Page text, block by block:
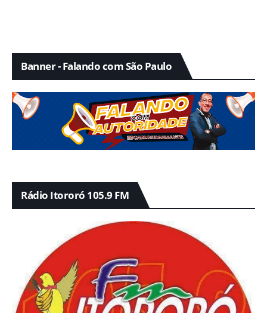
Banner - Falando com São Paulo
Rádio Itororó 105.9 FM